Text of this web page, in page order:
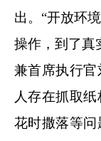
出。“开放环
操作，到了真
兼首席执行
人存在抓取
花时撒落等